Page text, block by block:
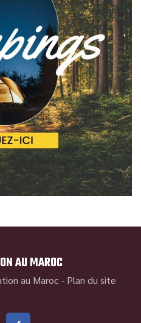
AU MAROC
au Maroc - Plan du site